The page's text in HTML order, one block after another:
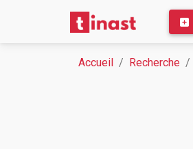
Accueil Recherche